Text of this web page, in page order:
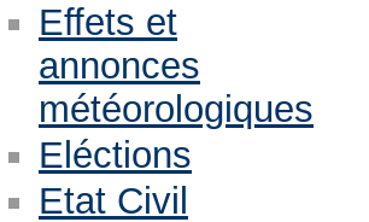
Effets et
annonces
météorologiques
Eléctions
Etat Civil